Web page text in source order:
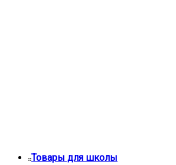
Товары для школы